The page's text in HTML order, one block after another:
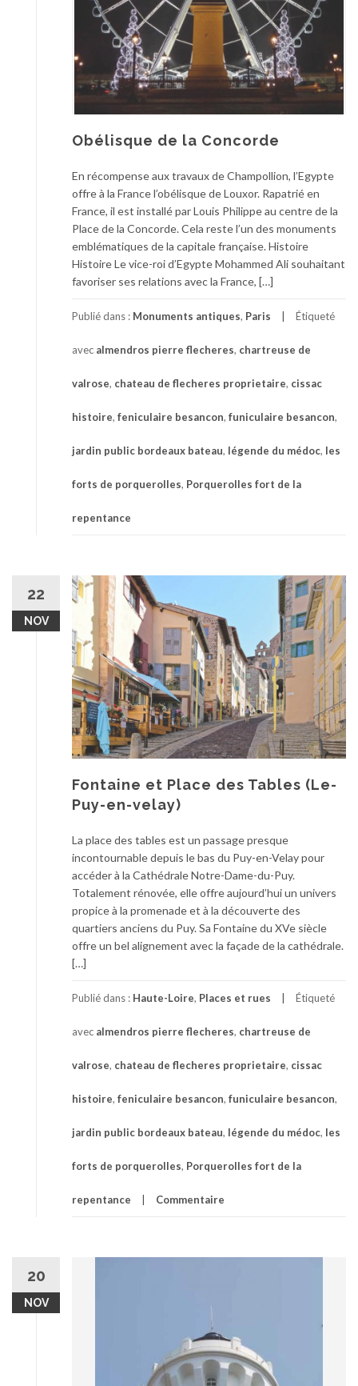
Obélisque de la Concorde
En récompense aux travaux de Champollion, l’Egypte
offre à la France l’obélisque de Louxor. Rapatrié en
France, il est installé par Louis Philippe au centre de la
Place de la Concorde. Cela reste l’un des monuments
emblématiques de la capitale française. Histoire
Histoire Le vice-roi d’Egypte Mohammed Ali souhaitant
favoriser ses relations avec la France, […]
Publié dans : Monuments antiques, Paris Étiqueté
avec almendros pierre flecheres, chartreuse de
valrose, chateau de flecheres proprietaire, cissac
histoire, feniculaire besancon, funiculaire besancon,
jardin public bordeaux bateau, légende du médoc, les
forts de porquerolles, Porquerolles fort de la
repentance
22
NOV
Fontaine et Place des Tables (Le-
Puy-en-velay)
La place des tables est un passage presque
incontournable depuis le bas du Puy-en-Velay pour
accéder à la Cathédrale Notre-Dame-du-Puy.
Totalement rénovée, elle offre aujourd’hui un univers
propice à la promenade et à la découverte des
quartiers anciens du Puy. Sa Fontaine du XVe siècle
offre un bel alignement avec la façade de la cathédrale.
[…]
Publié dans : Haute-Loire, Places et rues Étiqueté
avec almendros pierre flecheres, chartreuse de
valrose, chateau de flecheres proprietaire, cissac
histoire, feniculaire besancon, funiculaire besancon,
jardin public bordeaux bateau, légende du médoc, les
forts de porquerolles, Porquerolles fort de la
repentance Commentaire
20
NOV